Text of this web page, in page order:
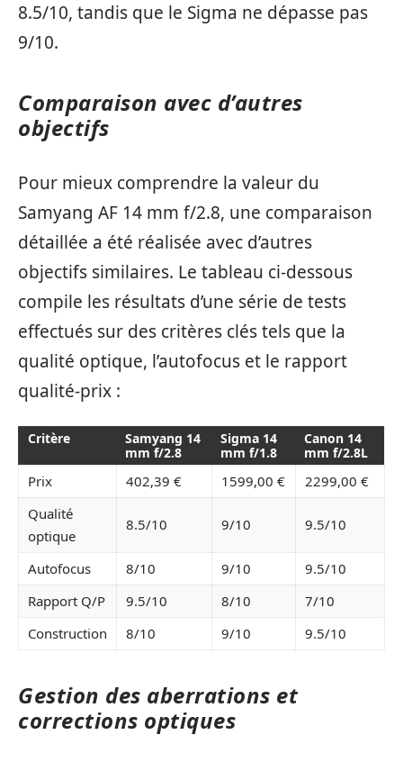
8.5/10, tandis que le Sigma ne dépasse pas
9/10.
Comparaison avec d’autres
objectifs
Pour mieux comprendre la valeur du
Samyang AF 14 mm f/2.8, une comparaison
détaillée a été réalisée avec d’autres
objectifs similaires. Le tableau ci-dessous
compile les résultats d’une série de tests
effectués sur des critères clés tels que la
qualité optique, l’autofocus et le rapport
qualité-prix :
Critère
Samyang 14
mm f/2.8
Sigma 14
mm f/1.8
Canon 14
mm f/2.8L
Prix 402,39 € 1599,00 €
2299,00 €
Qualité
optique
8.5/10 9/10 9.5/10
Autofocus 8/10 9/10
9.5/10
Rapport Q/P
9.5/10 8/10
7/10
Construction
8/10 9/10 9.5/10
Gestion des aberrations et
corrections optiques